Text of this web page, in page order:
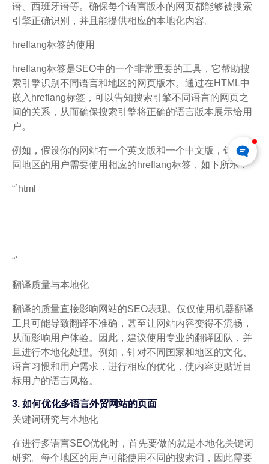
语、西班牙语等。确保每个语言版本的网页都能够被搜索
引擎正确识别，并且能提供相应的本地化内容。
hreflang标签的使用
hreflang标签是SEO中的一个非常重要的工具，它帮助搜
索引擎识别不同语言和地区的网页版本。通过在HTML中
嵌入hreflang标签，可以告知搜索引擎不同语言的网页之
间的关系，从而确保搜索引擎将正确的语言版本展示给用
户。
例如，假设你的网站有一个英文版和一个中文版，针对不
同地区的用户需要使用相应的hreflang标签，如下所示：
“`html
“`
翻译质量与本地化
翻译的质量直接影响网站的SEO表现。仅仅使用机器翻译
工具可能导致翻译不准确，甚至让网站内容变得不流畅，
从而影响用户体验。因此，建议使用专业的翻译团队，并
且进行本地化处理。例如，针对不同国家和地区的文化、
语言习惯和用户需求，进行相应的优化，使内容更贴近目
标用户的语言风格。
3. 如何优化多语言外贸网站的页面
关键词研究与本地化
在进行多语言SEO优化时，首先要做的就是本地化关键词
研究。每个地区的用户可能使用不同的搜索词，因此需要